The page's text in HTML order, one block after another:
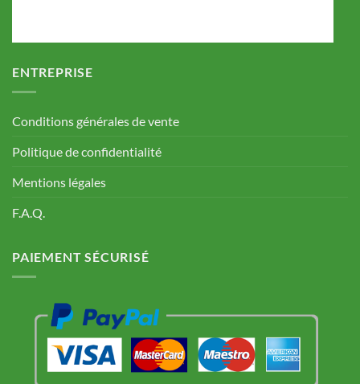
ENTREPRISE
Conditions générales de vente
Politique de confidentialité
Mentions légales
F.A.Q.
PAIEMENT SÉCURISÉ